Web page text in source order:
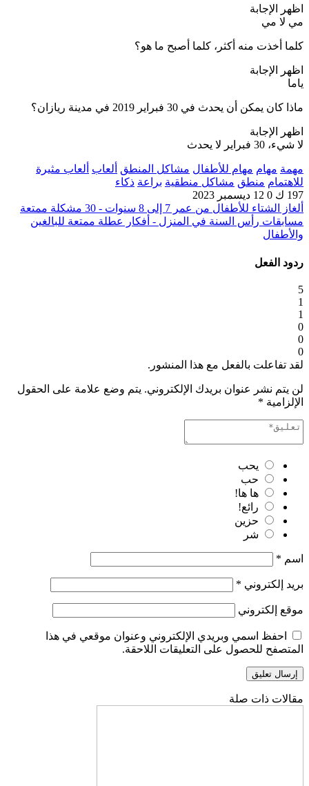
اظهر الإجابة
مي لا مي
كلما أخذت منه أكثر، كلما أصبح ما هو؟
اظهر الإجابة
ياما
ماذا كان يمكن أن يحدث في 30 فبراير 2019 في مدينة ريازان؟
اظهر الإجابة
لا شيء، 30 فبراير لا يحدث
مهمة مهام مهام للأطفال مشاكل المنطق ألعاب ألعاب مثيرة
للاهتمام منطق مشاكل منطقية براعة ذكاء
197 ك
0 12 ديسمبر 2023
ألغاز الشتاء للأطفال من عمر 7 إلى 8 سنوات - 30 مشكلة ممتعة
مسابقات رأس السنة في المنزل - أفكار عطلة ممتعة للبالغين
والأطفال
ردود الفعل
5
1
1
0
0
0
لقد تفاعلت بالفعل مع هذا المنشور.
لن يتم نشر عنوان بريدك الإلكتروني. يتم وضع علامة على الحقول
الإلزامية *
يحب
حب
ها ها!
رائع!
حزين
شر
اسم *
بريد إلكتروني *
موقع إلكتروني
احفظ اسمي وبريدي الإلكتروني وعنوان موقعي في هذا
المتصفح للحصول على التعليقات اللاحقة.
مقالات ذات صلة